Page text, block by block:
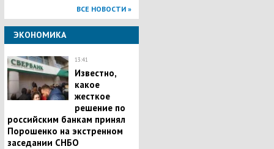
ВСЕ НОВОСТИ »
ЭКОНОМИКА
13:41
Известно,
какое
жесткое
решение по
российским банкам принял
Порошенко на экстренном
заседании СНБО